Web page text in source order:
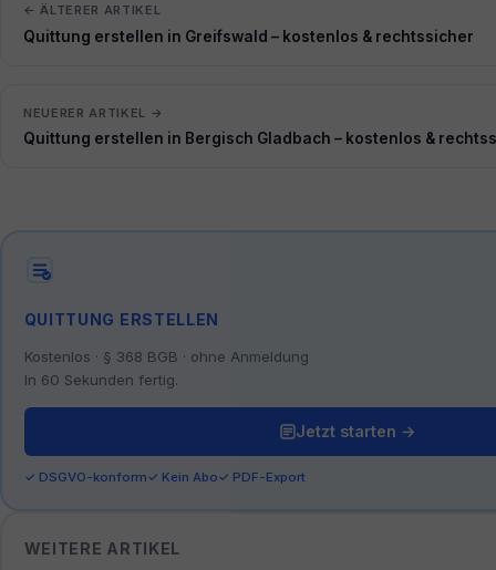
← ÄLTERER ARTIKEL
Quittung erstellen in Greifswald – kostenlos & rechtssicher
NEUERER ARTIKEL →
Quittung erstellen in Bergisch Gladbach – kostenlos &
QUITTUNG ERSTELLEN
Kostenlos · § 368 BGB · ohne Anmeldung
In 60 Sekunden fertig.
Jetzt starten →
✓ DSGVO-konform✓ Kein Abo✓ PDF-Export
WEITERE ARTIKEL